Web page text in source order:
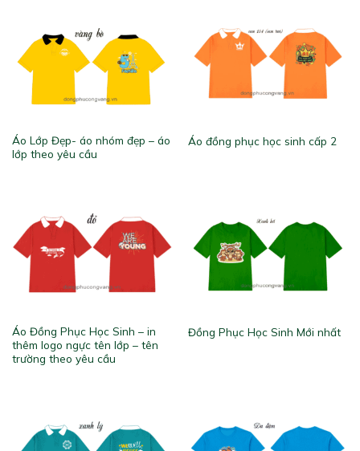
Áo Lớp Đẹp- áo nhóm đẹp – áo
lớp theo yêu cầu
Áo đồng phục học sinh cấp 2
Áo Đồng Phục Học Sinh – in
thêm logo ngực tên lớp – tên
trường theo yêu cầu
Đồng Phục Học Sinh Mới nhất